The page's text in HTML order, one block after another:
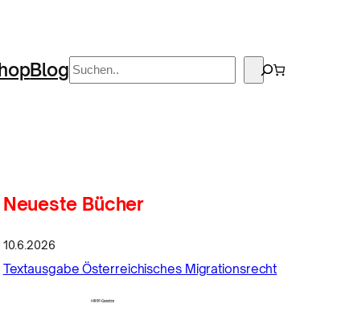
Blog Suchen
Neueste Bücher
10.6.2026
Textausgabe Österreichisches Migrationsrecht